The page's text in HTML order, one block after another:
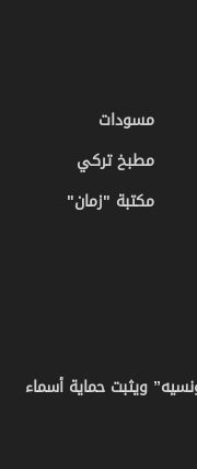
مسودات
مطبخ تركي
مكتبة "زمان"
ويثبت حماية أسماء